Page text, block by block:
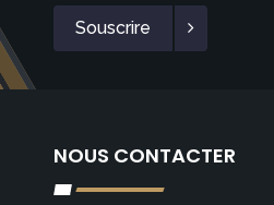
Souscrire
NOUS CONTACTER